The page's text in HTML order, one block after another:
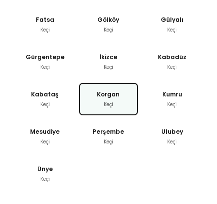
Fatsa
Keçi
Gölköy
Keçi
Gülyalı
Keçi
Gürgentepe
Keçi
İkizce
Keçi
Kabadüz
Keçi
Kabataş
Keçi
Korgan
Keçi
Kumru
Keçi
Mesudiye
Keçi
Perşembe
Keçi
Ulubey
Keçi
Ünye
Keçi